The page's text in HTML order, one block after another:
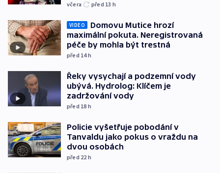
včera před 13 h
VIDEO
Domovu Mutice hrozí
maximální pokuta. Neregistrovaná
péče by mohla být trestná
před 14h
Řeky vysychají a podzemní vody
ubývá. Hydrolog: Klíčem je
zadržování vody
před 18 h
Policie vyšetřuje pobodání v
Tanvaldu jako pokus o vraždu na
dvou osobách
před 22 h